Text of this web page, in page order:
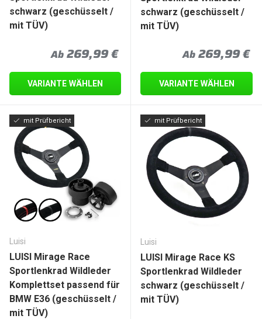
schwarz (geschüsselt /
mit TÜV)
Normaler Preis
Ab269,99 €
VARIANTE WÄHLEN
schwarz (geschüsselt /
mit TÜV)
Normaler
Ab269,99 €
VARIANTE WÄHLEN
mit Prüfbericht
Luisi
LUISI Mirage Race
Sportlenkrad Wildleder
Komplettset passend für
BMW E36 (geschüsselt /
mit TÜV)
mit Prüfbericht
Luisi
LUISI Mirage Race KS
Sportlenkrad Wildleder
schwarz (geschüsselt /
mit TÜV)